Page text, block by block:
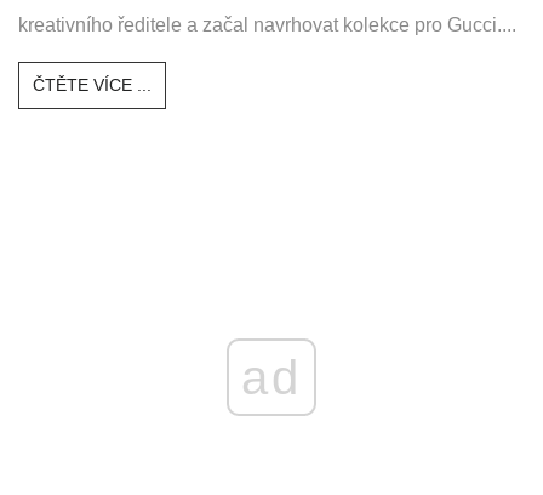
kreativního ředitele a začal navrhovat kolekce pro Gucci....
ČTĚTE VÍCE ...
ad